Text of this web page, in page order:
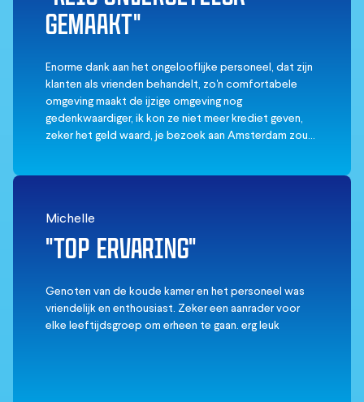
koud, maar ik had alleen maar Converse aan!
We werden toen uitgenodigd om nog wat langer te
Het was een geweldige ervaring, heeft briljant,
enthousiast personeel en is zeker een must-do in
Amsterdam!
GEMAAKT"
Enorme dank aan het ongelooflijke personeel, dat zijn
klanten als vrienden behandelt, zo'n comfortabele
omgeving maakt de ijzige omgeving nog
gedenkwaardiger, ik kon ze niet meer krediet geven,
zeker het geld waard, je bezoek aan Amsterdam zou
Michelle
"TOP ERVARING"
Genoten van de koude kamer en het personeel was
vriendelijk en enthousiast. Zeker een aanrader voor
elke leeftijdsgroep om erheen te gaan. erg leuk